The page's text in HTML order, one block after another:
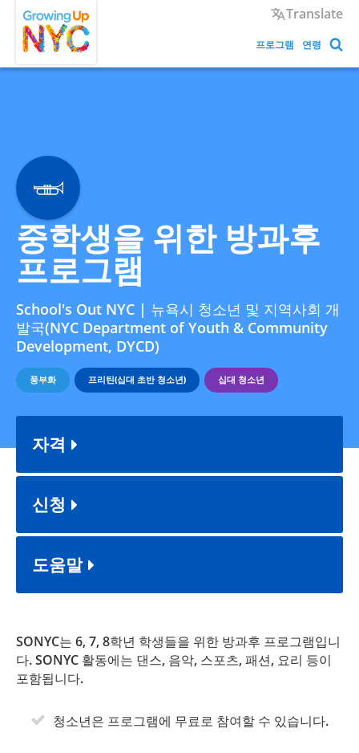
Skip
main
content
Translate
프로그램 연령
중학생을 위한 방과후
프로그램
School's Out NYC | 뉴욕시 청소년 및 지역사회 개
발국(NYC Department of Youth & Community
Development, DYCD)
풍부화 프리틴(십대 초반 청소년) 십대 청소년
자격
신청
도움말
SONYC는 6, 7, 8학년 학생들을 위한 방과후 프로그램입니
다. SONYC 활동에는 댄스, 음악, 스포츠, 패션, 요리 등이
포함됩니다.
청소년은 프로그램에 무료로 참여할 수 있습니다.